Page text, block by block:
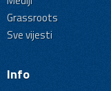
Grassroots
Sve vijesti
Info